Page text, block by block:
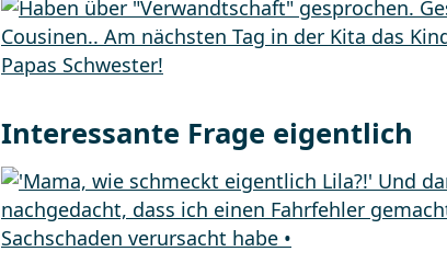
Interessante Frage eigentlich